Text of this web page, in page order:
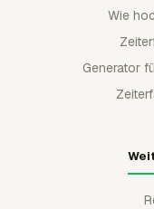
Wie
Generator